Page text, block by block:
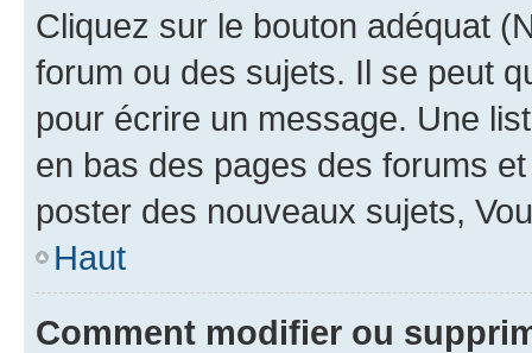
Cliquez sur le bouton adéquat
forum ou des sujets. Il se peut
pour écrire un message. Une
en bas des pages des forums
poster des nouveaux sujets,
Haut
Comment modifier ou